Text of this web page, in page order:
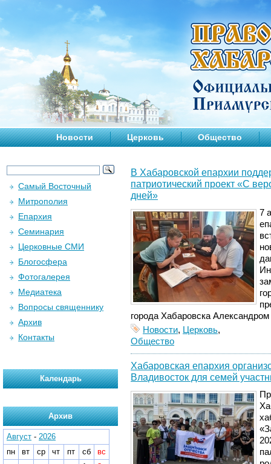
Новости Церковь Общество
В Хабаровской епархии
патриотический проект «С
дней»
7
города Хабаровска
Новости, Церковь,
Общество
Хабаровская епархия
Владивосток для семей
Самый Восточный
Митрополия
Епархия
Семинария
Церковные СМИ
Блогосфера
Фотогалерея
Медиатека
Вопросы священнику
Архив
Контакты
Календарь
Архив
Август - 2026
пн
вт ср чт пт сб
вс